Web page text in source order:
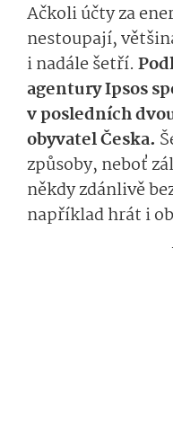
Ačkoli účty za
nestoupají,
i nadále šetří.
agentury Ipsos
v posledních
obyvatel Česka.
způsoby, neboť
někdy zdánlivě
například hrát i